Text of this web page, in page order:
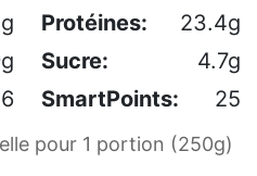
Protéines:
23.4g
Sucre:
4.7g
SmartPoints: 25
pour 1 portion (250g)